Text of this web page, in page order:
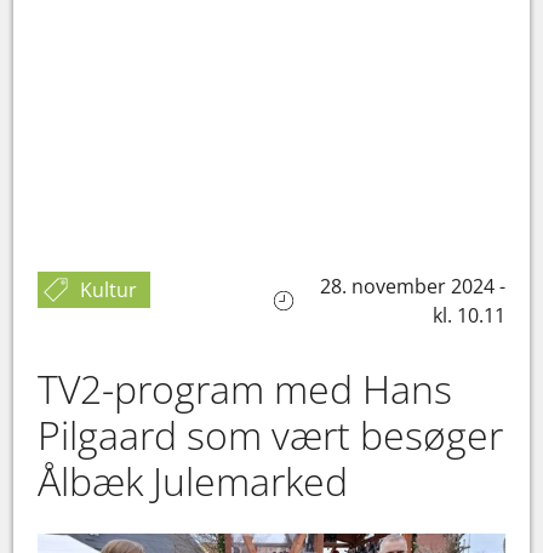
Kultur
28. november 2024 -
kl. 10.11
TV2-program med Hans
Pilgaard som vært besøger
Ålbæk Julemarked